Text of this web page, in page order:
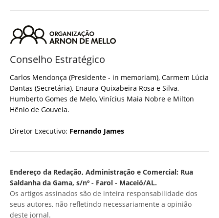
Conselho Estratégico
Carlos Mendonça (Presidente - in memoriam), Carmem Lúcia
Dantas (Secretária), Enaura Quixabeira Rosa e Silva,
Humberto Gomes de Melo, Vinícius Maia Nobre e Milton
Hênio de Gouveia.
Diretor Executivo: Fernando James
Endereço da Redação, Administração e Comercial: Rua
Saldanha da Gama, s/nº - Farol - Maceió/AL.
Os artigos assinados são de inteira responsabilidade dos
seus autores, não refletindo necessariamente a opinião
deste jornal.